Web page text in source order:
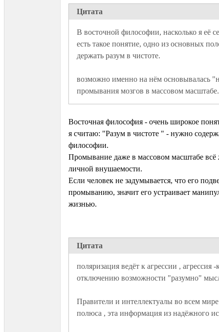
Цитата
В восточной философии, насколько я её
есть такое понятие, одно из основных
возможно именно на нём основывалась
промывания мозгов в массовом
Восточная философия - очень широкое
я считаю: "Pазум в чистоте " - нужно
философии.
Промывание даже в массовом масштабе всё
личной внушаемости.
Если человек не задумывается, что его
промыванию, значит его устраивает
жизнью.
Цитата
поляризация ведёт к агрессии , агрессия -
Правители и интеллектуалы во всем